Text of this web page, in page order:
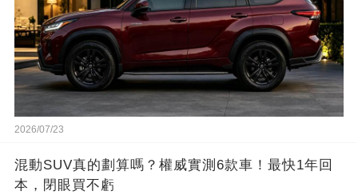
2026/07/23
混動SUV真的劃算嗎？權威實測6款車！最快1年回
本，閉眼買不虧